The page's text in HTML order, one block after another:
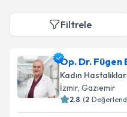
Filtrele
Op. Dr. Fügen
Kadın
İzmir, Gaziemir
2.8 (2